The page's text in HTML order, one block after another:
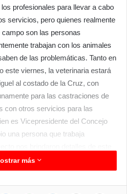
profesionales para llevar a cabo
servicios, pero quienes realmente
son las personas
trabajan con los animales
de las problemáticas. Tanto en
este viernes, la veterinaria estará
al costado de la Cruz, con
para las castraciones de
con otros servicios para las
es Vicepresidente del Concejo
una persona que trabaja
no se puede hacer este
pero en la medida de las
más